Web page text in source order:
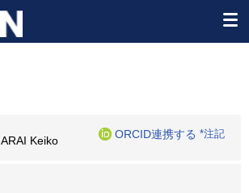
ARAI Keiko
ORCID連携する *注記